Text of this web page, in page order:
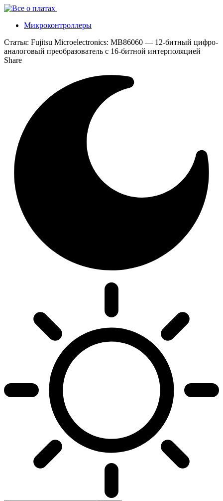
Микроконтроллеры
Статья: Fujitsu Microelectronics: MB86060 — 12-битный цифро-
аналоговый преобразователь с 16-битной интерполяцией
Share